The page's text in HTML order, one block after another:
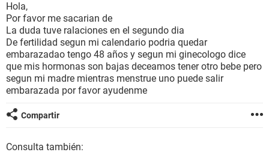
BIENESTAR
SEXUALIDAD
GLOSARIO
Hola,
Por favor me sacarian de
La duda tuve ralaciones en el segundo dia
De fertilidad segun mi calendario podria quedar
embarazadao tengo 48 años y segun mi ginecologo dice
que mis hormonas son bajas deceamos tener otro bebe pero
segun mi madre mientras menstrue uno puede salir
embarazada por favor ayudenme
Compartir
Consulta también: